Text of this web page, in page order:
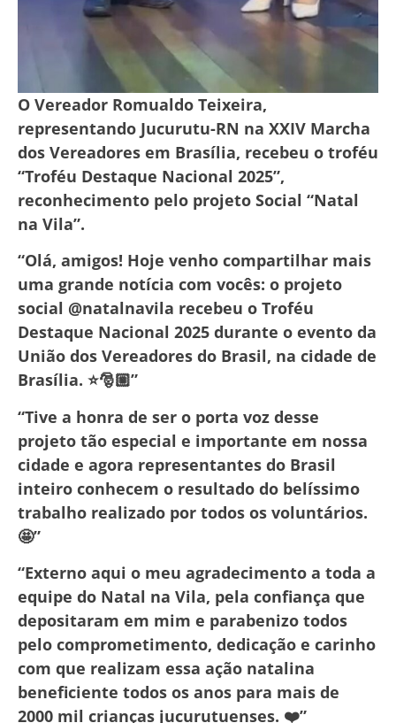
O Vereador Romualdo Teixeira,
representando Jucurutu-RN na XXIV Marcha
dos Vereadores em Brasília, recebeu o troféu
“Troféu Destaque Nacional 2025”,
reconhecimento pelo projeto Social “Natal
na Vila”.
“Olá, amigos! Hoje venho compartilhar mais
uma grande notícia com vocês: o projeto
social @natalnavila recebeu o Troféu
Destaque Nacional 2025 durante o evento da
União dos Vereadores do Brasil, na cidade de
Brasília. ⭐️🎅🏼”
“Tive a honra de ser o porta voz desse
projeto tão especial e importante em nossa
cidade e agora representantes do Brasil
inteiro conhecem o resultado do belíssimo
trabalho realizado por todos os voluntários.
🤩”
“Externo aqui o meu agradecimento a toda a
equipe do Natal na Vila, pela confiança que
depositaram em mim e parabenizo todos
pelo comprometimento, dedicação e carinho
com que realizam essa ação natalina
beneficiente todos os anos para mais de
2000 mil crianças jucurutuenses. ❤️”